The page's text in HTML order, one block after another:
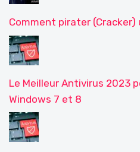
Comment pirater
Le Meilleur Antivirus 2023
Windows 7 et 8